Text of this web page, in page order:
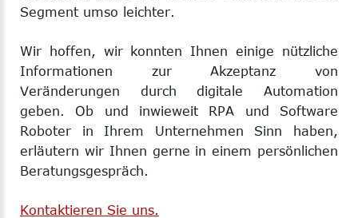
Segment umso leichter.
Wir hoffen, wir konnten Ihnen einige nützliche
Informationen zur Akzeptanz von
Veränderungen durch digitale Automation
geben. Ob und inwieweit RPA und Software
Roboter in Ihrem Unternehmen Sinn haben,
erläutern wir Ihnen gerne in einem persönlichen
Beratungsgespräch.
Kontaktieren Sie uns.